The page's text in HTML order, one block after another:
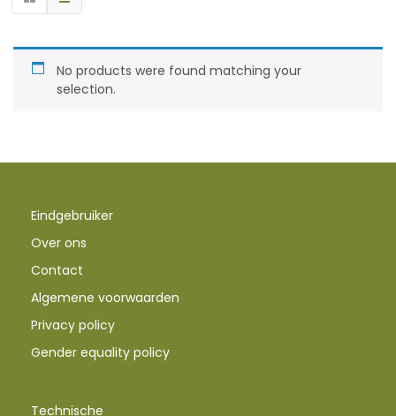
No products were found matching your
selection.
Eindgebruiker
Over ons
Contact
Algemene voorwaarden
Privacy policy
Gender equality policy
Technische